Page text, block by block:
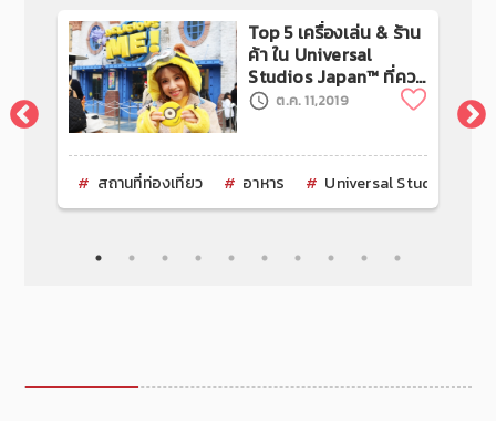
Clip
Top 5 เครื่องเล่น & ร้าน
ค้า ใน Universal
Studios Japan™ ที่ควร
ไปโดน !!!
ต.ค. 11,2019
สถานที่ท่องเที่ยว อาหาร Universal Studios